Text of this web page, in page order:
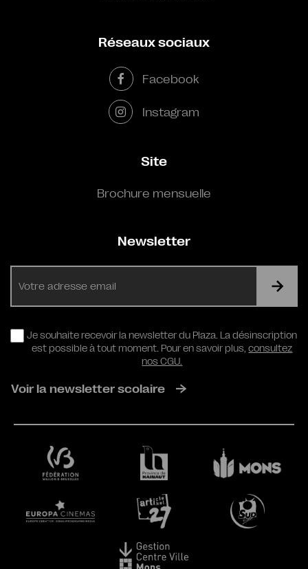
Réseaux sociaux
Facebook
Instagram
Site
Brochure mensuelle
Newsletter
RGPD
Je souhaite recevoir la newsletter du Plaza. La désinscription
est possible à tout moment. Pour en savoir plus,consultez
nos CGU.
Voir la newsletter scolaire